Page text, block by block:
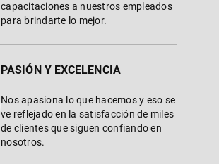
capacitaciones a nuestros empleados
para brindarte lo mejor.
PASIÓN Y EXCELENCIA
Nos apasiona lo que hacemos y eso se
ve reflejado en la satisfacción de miles
de clientes que siguen confiando en
nosotros.